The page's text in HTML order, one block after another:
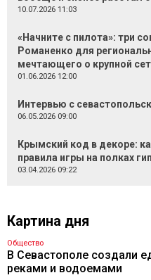
10.07.2026 11:03
«Начните с пилота»: три
Романенко для
мечтающего о крупной
01.06.2026 12:00
Интервью с
06.05.2026 09:00
Крымский код в декоре:
правила игры на полках
03.04.2026 09:22
Картина дня
Общество
В Севастополе создали
реками и водоемами